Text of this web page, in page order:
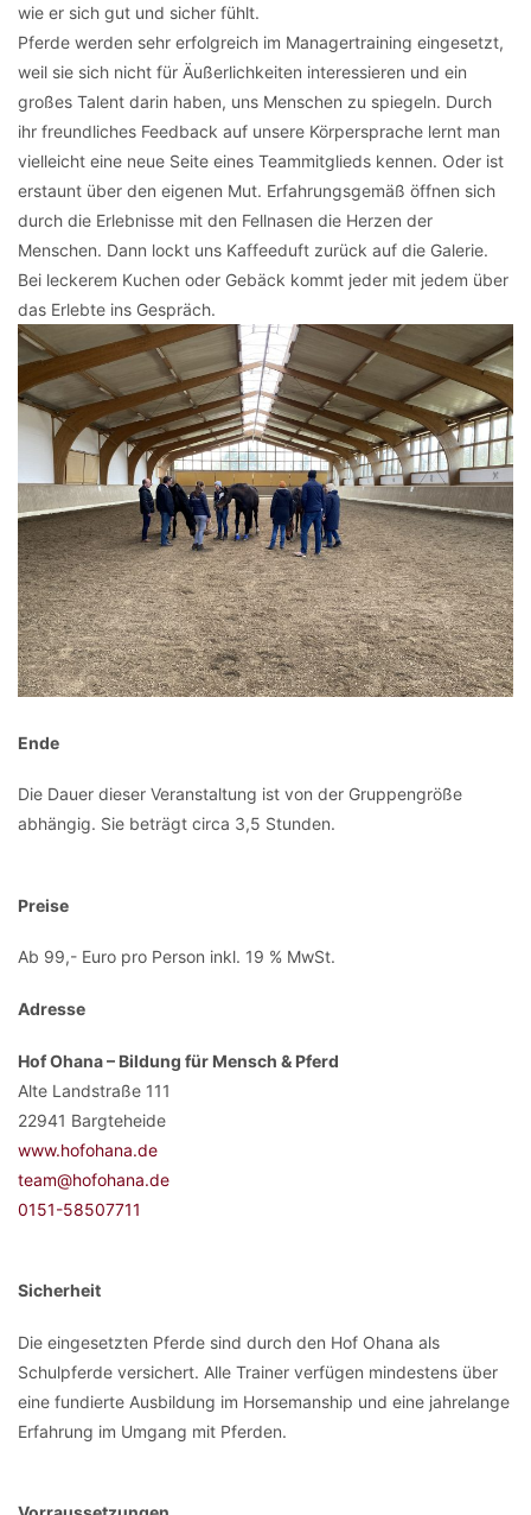
wie er sich gut und sicher fühlt.
Pferde werden sehr erfolgreich im Managertraining eingesetzt,
weil sie sich nicht für Äußerlichkeiten interessieren und ein
großes Talent darin haben, uns Menschen zu spiegeln. Durch
ihr freundliches Feedback auf unsere Körpersprache lernt man
vielleicht eine neue Seite eines Teammitglieds kennen. Oder ist
erstaunt über den eigenen Mut. Erfahrungsgemäß öffnen sich
durch die Erlebnisse mit den Fellnasen die Herzen der
Menschen. Dann lockt uns Kaffeeduft zurück auf die Galerie.
Bei leckerem Kuchen oder Gebäck kommt jeder mit jedem über
das Erlebte ins Gespräch.
Ende
Die Dauer dieser Veranstaltung ist von der Gruppengröße
abhängig. Sie beträgt circa 3,5 Stunden.
Preise
Ab 99,- Euro pro Person inkl. 19 % MwSt.
Adresse
Hof Ohana – Bildung für Mensch & Pferd
Alte Landstraße 111
22941 Bargteheide
www.hofohana.de
team@hofohana.de
0151-58507711
Sicherheit
Die eingesetzten Pferde sind durch den Hof Ohana als
Schulpferde versichert. Alle Trainer verfügen mindestens über
eine fundierte Ausbildung im Horsemanship und eine jahrelange
Erfahrung im Umgang mit Pferden.